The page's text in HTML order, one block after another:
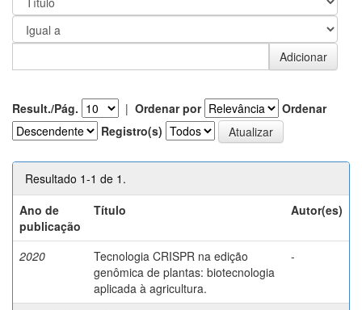
Result./Pág. | Ordenar por
Ordenar
Registro(s)
Resultado 1-1 de 1.
Ano de
publicação
Título Autor(es)
2020
Tecnologia CRISPR na edição
genômica de plantas: biotecnologia
aplicada à agricultura.
-